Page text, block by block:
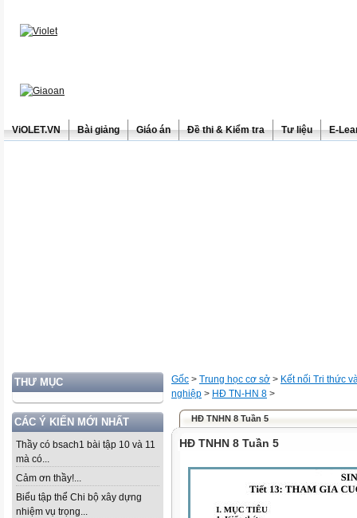
ViOLET.VN Bài giảng Giáo án Đề thi & Kiểm tra Tư liệu E-
THƯ MỤC
CÁC Ý KIẾN MỚI NHẤT
Thầy có bsach1 bài tập 10 và 11
mà có...
Cảm ơn thầy!...
Biểu tập thể Chi bộ xây dựng
nhiệm vụ trọng...
Gốc > Trung học cơ sở > Kết nối Tri thức
nghiệp > HĐ TN-HN 8 >
HĐ TNHN 8 Tuần 5
HĐ TNHN 8 Tuần 5